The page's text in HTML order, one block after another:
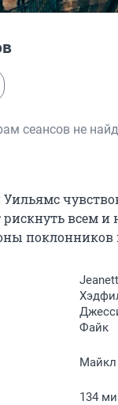
сеансов не
Уильямс
рискнуть всем
поклонников
Файк
Майкл
134